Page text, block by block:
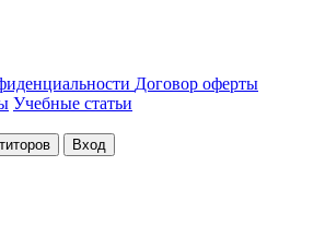
Договор оферты
Учебные статьи
Вход